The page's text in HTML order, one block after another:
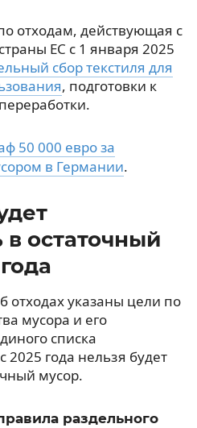
отходам, действующая с
ЕС с 1 января 2025
сбор текстиля для
, подготовки к
50 000 евро за
в Германии.
остаточный
отходах указаны цели по
мусора и его
списка
2025 года нельзя будет
мусор.
раздельного